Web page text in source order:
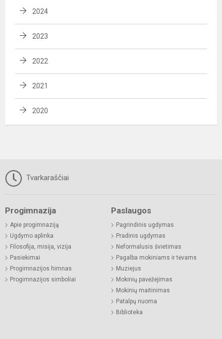
2024
2023
2022
2021
2020
Tvarkaraščiai
Progimnazija
Apie progimnaziją
Ugdymo aplinka
Filosofija, misija, vizija
Pasiekimai
Progimnazijos himnas
Progimnazijos simboliai
Paslaugos
Pagrindinis ugdymas
Pradinis ugdymas
Neformalusis švietimas
Pagalba mokiniams ir tėvams
Muziejus
Mokinių pavėžėjimas
Mokinių maitinimas
Patalpų nuoma
Biblioteka